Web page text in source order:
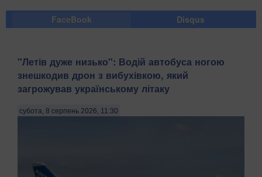
FaceBook Disqus
"Летів дуже низько": Водій автобуса ногою
знешкодив дрон з вибухівкою, який
загрожував українському літаку
субота, 8 серпень 2026, 11:30